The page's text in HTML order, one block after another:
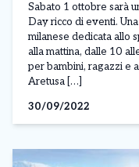
Sabato 1 ottobre sarà
Day ricco di eventi.
milanese dedicata allo
alla mattina, dalle 10
per bambini, ragazzi e
Aretusa […]
30/09/2022